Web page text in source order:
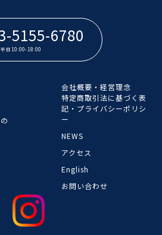
5155-6780
日10:00-18:00
会社概要・経営理念
​​​​​​​特定商取引法に基づく表
記・プライバシーポリシ
ー
NEWS
アクセス
English
お問い合わせ